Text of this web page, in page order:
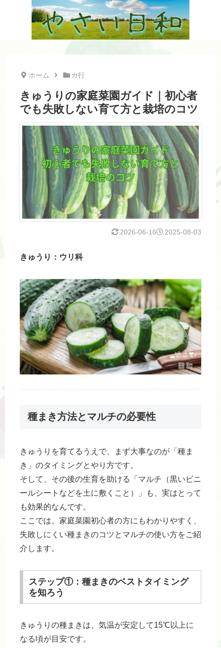
ホーム カ行
きゅうりの家庭菜園ガイド｜初心者
でも失敗しない育て方と栽培のコツ
2025-08-03
2026-06-16
きゅうり：ウリ科
種まき方法とマルチの必要性
きゅうりを育てるうえで、まず大事なのが「種ま
き」のタイミングとやり方です。
そして、その後の生育を助ける「マルチ（黒いビニ
ールシートなどを土に敷くこと）」も、実はとって
も効果的なんです。
ここでは、家庭菜園初心者の方にもわかりやすく、
失敗しにくい種まきのコツとマルチの使い方をご紹
介します。
ステップ①：種まきのベストタイミング
を知ろう
きゅうりの種まきは、気温が安定して15℃以上に
なる頃が目安です。